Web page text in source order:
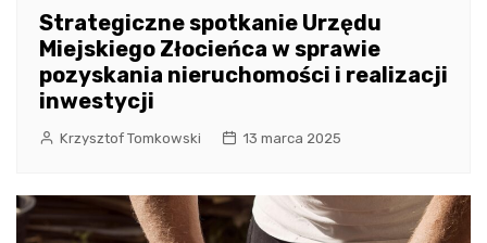
Strategiczne spotkanie Urzędu
Miejskiego Złocieńca w sprawie
pozyskania nieruchomości i realizacji
inwestycji
Krzysztof Tomkowski 13 marca 2025